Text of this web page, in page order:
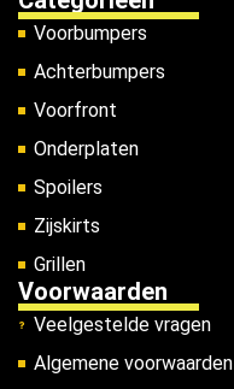
Voorbumpers
Achterbumpers
Voorfront
Onderplaten
Spoilers
Zijskirts
Grillen
Voorwaarden
Veelgestelde vragen
Algemene voorwaarden